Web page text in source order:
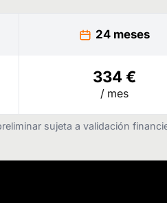
24 meses
334 €
/ mes
sujeta a validación